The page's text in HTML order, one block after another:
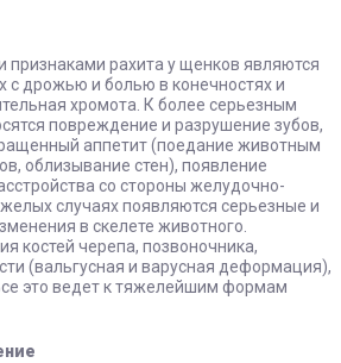
рахита у щенков являются
с дрожью и болью в конечностях и
хромота. К более серьезным
повреждение и разрушение зубов,
аппетит (поедание животным
облизывание стен), появление
со стороны желудочно-
случаях появляются серьезные и
в скелете животного.
костей черепа, позвоночника,
(вальгусная и варусная деформация),
это ведет к тяжелейшим формам